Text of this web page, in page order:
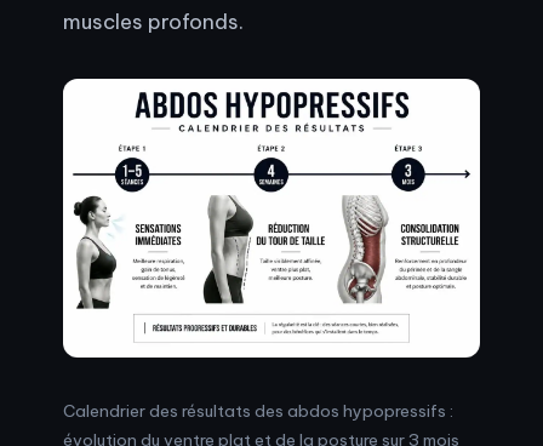
muscles profonds.
Calendrier des résultats des abdos hypopressifs :
évolution du ventre plat et de la posture sur 3 mois